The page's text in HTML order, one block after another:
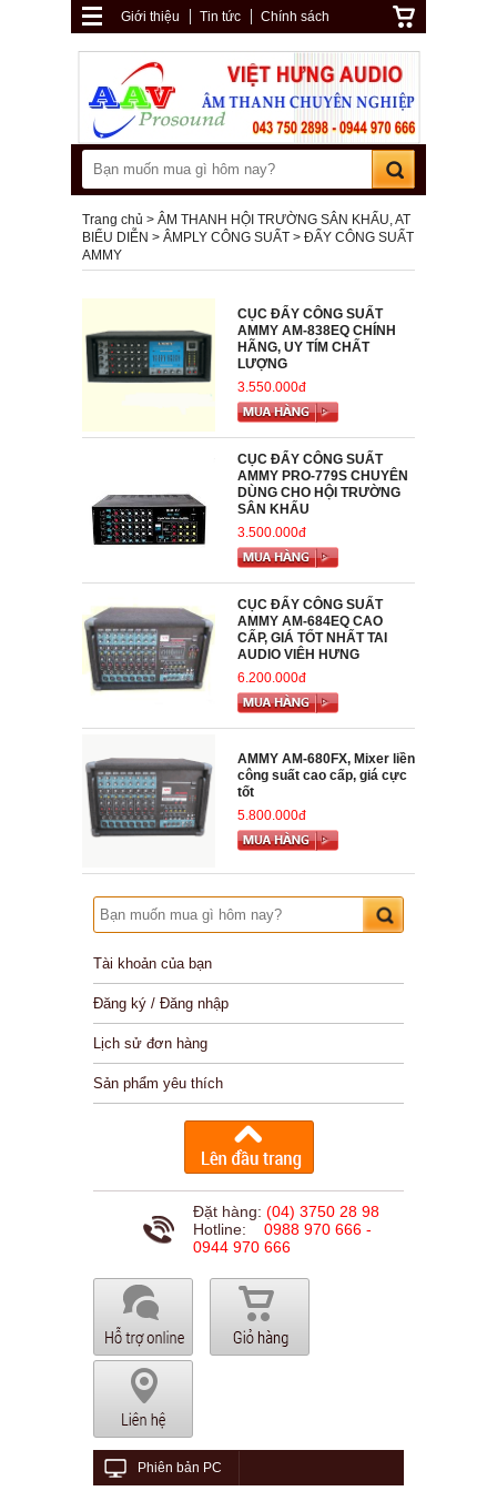
Giới thiệu Tin tức Chính sách
Trang chủ
ÂM THANH HỘI TRƯỜNG SÂN KHẤU, AT
BIỂU DIỄN
ÂMPLY CÔNG SUẤT
ĐẨY CÔNG SUẤT
AMMY
CỤC ĐẨY CÔNG SUẤT
AMMY AM-838EQ CHÍNH
HÃNG, UY TÍM CHẤT
LƯỢNG
3.550.000đ
CỤC ĐẨY CÔNG SUẤT
AMMY PRO-779S CHUYÊN
DÙNG CHO HỘI TRƯỜNG
SÂN KHẤU
3.500.000đ
CỤC ĐẨY CÔNG SUẤT
AMMY AM-684EQ CAO
CẤP, GIÁ TỐT NHẤT TAI
AUDIO VIÊH HƯNG
6.200.000đ
AMMY AM-680FX, Mixer liền
công suất cao cấp, giá cực
tốt
5.800.000đ
Tài khoản của bạn
Đăng ký / Đăng nhập
Lịch sử đơn hàng
Sản phẩm yêu thích
Đặt hàng: (04) 3750 28 98
Hotline: 0988 970 666 -
0944 970 666
Phiên bản PC